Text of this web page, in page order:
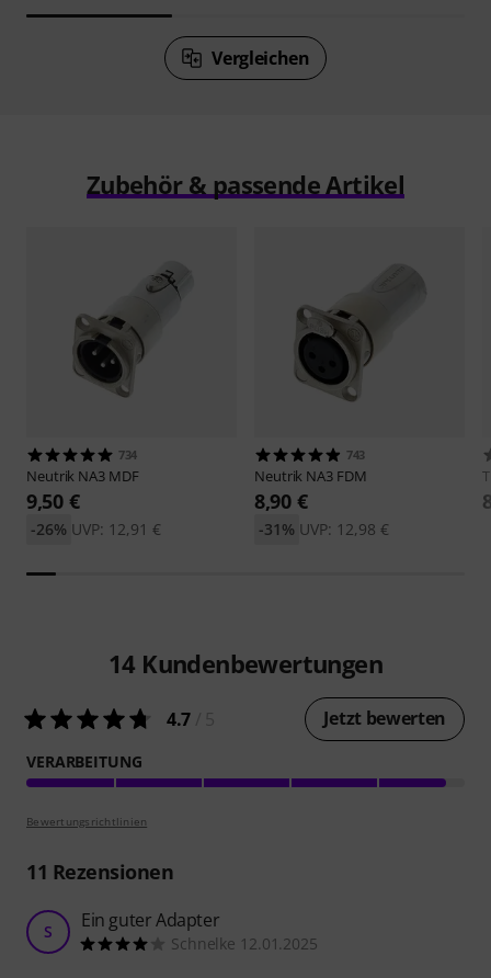
Vergleichen
Zubehör & passende Artikel
734
Neutrik NA3 MDF
9,50 €
UVP: 12,91 €
-26%
743
Neutrik NA3 FDM
8,90 €
UVP: 12,98 €
-31%
14 Kundenbewertungen
4.7 Jetzt bewerten
VERARBEITUNG
Bewertungsrichtlinien
11 Rezensionen
S Ein guter Adapter
Schnelke 12.01.2025